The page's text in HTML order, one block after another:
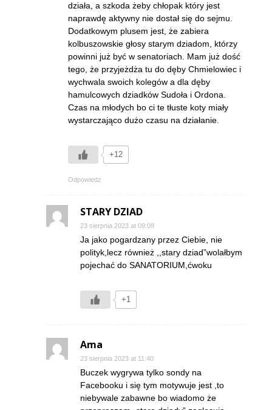
działa, a szkoda żeby chłopak który jest
naprawdę aktywny nie dostał się do sejmu.
Dodatkowym plusem jest, że zabiera
kolbuszowskie głosy starym dziadom, którzy
powinni już być w senatoriach. Mam już dość
tego, że przyjeżdża tu do dęby Chmielowiec i
wychwala swoich kolegów a dla dęby
hamulcowych dziadków Sudoła i Ordona.
Czas na młodych bo ci te tłuste koty miały
wystarczająco dużo czasu na działanie.
+12
Odpowiedz
STARY DZIAD
23 sierpnia 2023 at 09:08
Ja jako pogardzany przez Ciebie, nie
polityk,lecz również ,,stary dziad”wolałbym
pojechać do SANATORIUM,ćwoku
+1
Ama
23 sierpnia 2023 at 11:40
Buczek wygrywa tylko sondy na
Facebooku i się tym motywuje jest ,to
niebywale zabawne bo wiadomo że